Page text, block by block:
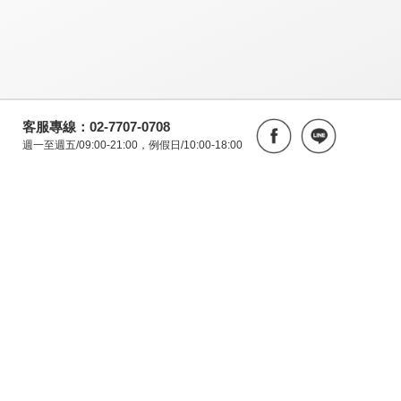
客服專線：02-7707-0708
週一至週五/09:00-21:00，例假日/10:00-18:00